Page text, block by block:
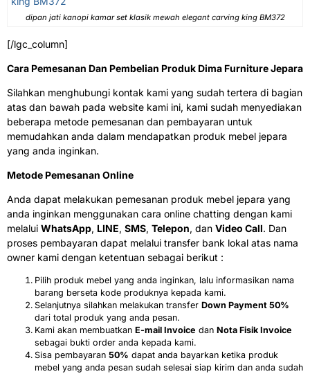
dipan jati kanopi kamar set klasik mewah elegant carving king BM372
[/lgc_column]
Cara Pemesanan Dan Pembelian Produk Dima Furniture Jepara
Silahkan menghubungi kontak kami yang sudah tertera di bagian
atas dan bawah pada website kami ini, kami sudah menyediakan
beberapa metode pemesanan dan pembayaran untuk
memudahkan anda dalam mendapatkan produk mebel jepara
yang anda inginkan.
Metode Pemesanan Online
Anda dapat melakukan pemesanan produk mebel jepara yang
anda inginkan menggunakan cara online chatting dengan kami
melalui WhatsApp, LINE, SMS, Telepon, dan Video Call. Dan
proses pembayaran dapat melalui transfer bank lokal atas nama
owner kami dengan ketentuan sebagai berikut :
Pilih produk mebel yang anda inginkan, lalu informasikan nama
barang berseta kode produknya kepada kami.
Selanjutnya silahkan melakukan transfer Down Payment 50%
dari total produk yang anda pesan.
Kami akan membuatkan E-mail Invoice dan Nota Fisik Invoice
sebagai bukti order anda kepada kami.
Sisa pembayaran 50% dapat anda bayarkan ketika produk
mebel yang anda pesan sudah selesai siap kirim dan anda sudah